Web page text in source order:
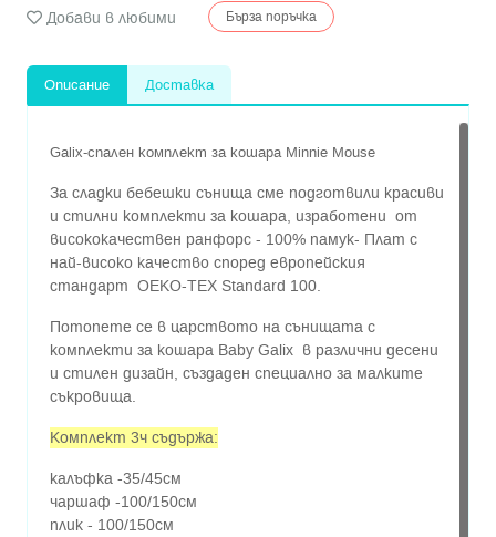
Добави в любими Бърза поръчка
Описание Доставка
Galix-спален комплект за кошара Minnie Mouse
За сладки бебешки сънища сме подготвили красиви
и стилни комплекти за кошара, изработени от
висококачествен ранфорс - 100% памук- Плат с
най-високо качество според европейския
стандарт OEKO-TEX Standard 100.
Потопете се в царството на сънищата с
комплекти за кошара Baby Galix в различни десени
и стилен дизайн, създаден специално за малките
съкровища.
Комплект 3ч съдържа:
калъфка -35/45см
чаршаф -100/150см
плик - 100/150см